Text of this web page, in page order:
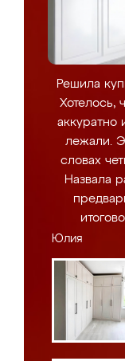
Решила
Хотелось,
аккуратно
лежали.
словах
Назвала
Юлия